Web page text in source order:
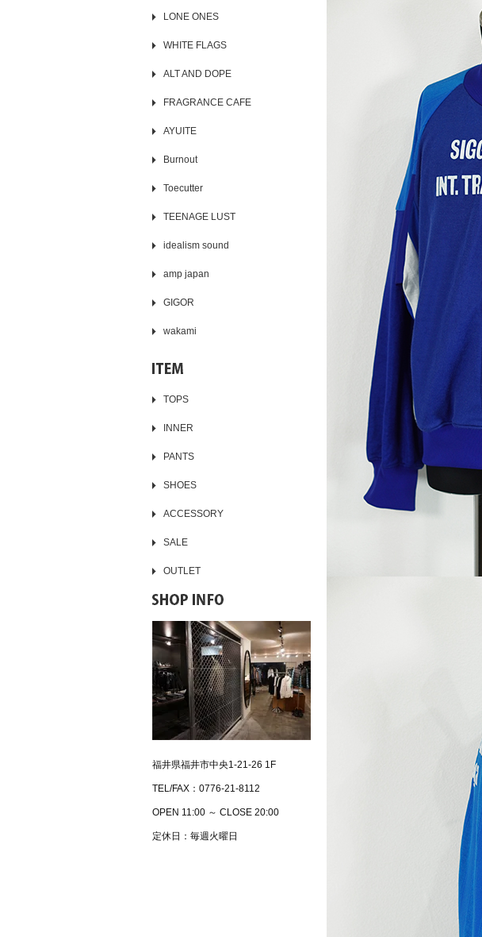
LONE ONES
WHITE FLAGS
ALT AND DOPE
FRAGRANCE CAFE
AYUITE
Burnout
Toecutter
TEENAGE LUST
idealism sound
amp japan
GIGOR
wakami
TOPS
INNER
PANTS
SHOES
ACCESSORY
SALE
OUTLET
福井県福井市中央1-21-26 1F
TEL/FAX：0776-21-8112
OPEN 11:00 ～ CLOSE 20:00
定休日：毎週火曜日